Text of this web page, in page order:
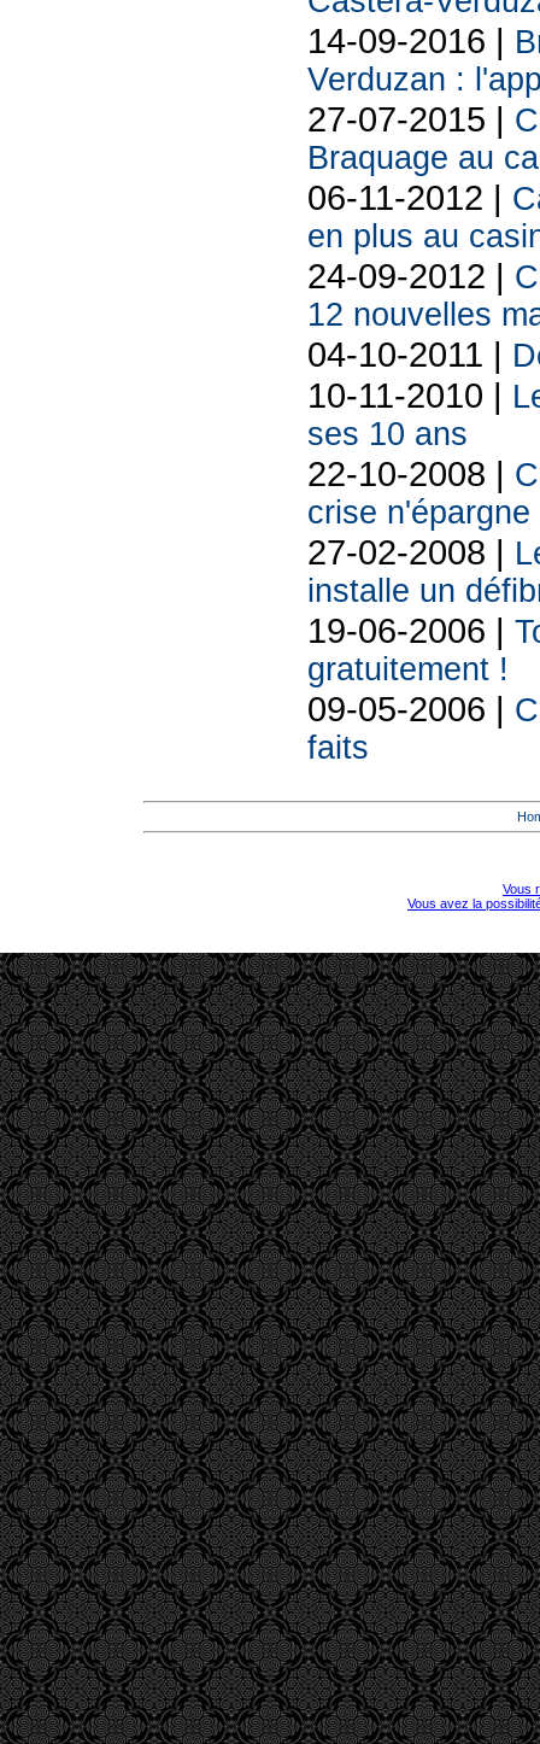
14-09-2016 |
Verduzan :
27-07-2015 |
Braquage au
06-11-2012 |
en plus au
24-09-2012 |
12 nouvelles
04-10-2011 |
10-11-2010 |
ses 10 ans
22-10-2008 |
crise
27-02-2008 |
installe un
19-06-2006 |
gratuitement !
09-05-2006 |
faits
Vous
Vous avez la